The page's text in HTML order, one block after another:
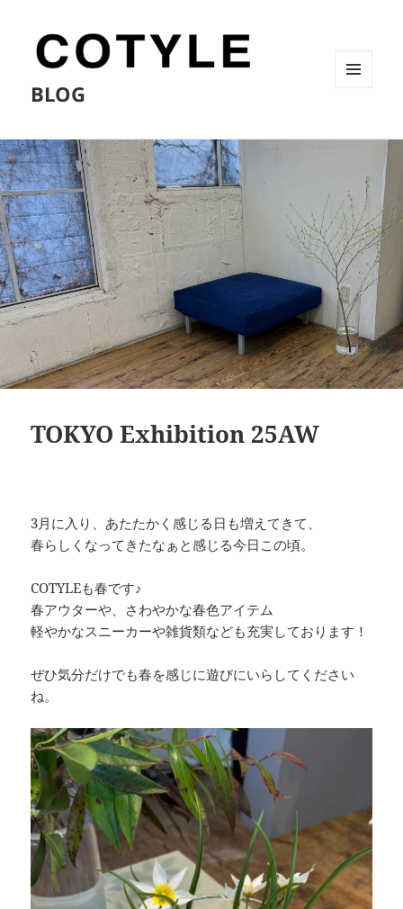
BLOG
ット
TOKYO Exhibition 25AW
3月に入り、あたたかく感じる日も増えてきて、
春らしくなってきたなぁと感じる今日この頃。
COTYLEも春です♪
春アウターや、さわやかな春色アイテム
軽やかなスニーカーや雑貨類なども充実しております！
ぜひ気分だけでも春を感じに遊びにいらしてください
ね。